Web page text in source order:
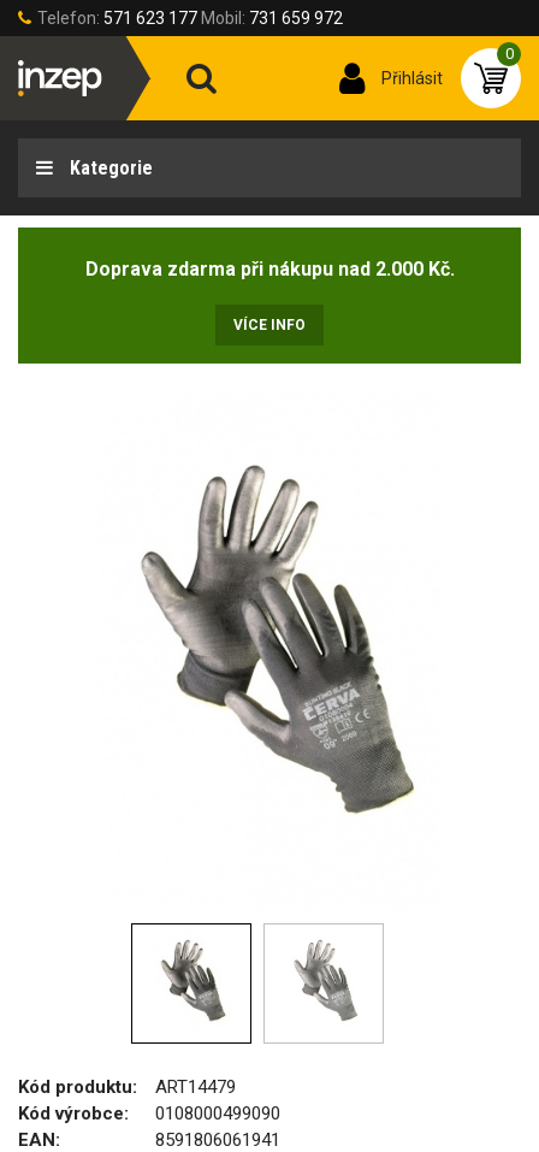
Telefon: 571 623 177 Mobil: 731 659 972
Přihlásit
0
Kategorie
Doprava zdarma při nákupu nad 2.000 Kč.
VÍCE INFO
Kód produktu:
ART14479
Kód výrobce:
0108000499090
EAN:
8591806061941